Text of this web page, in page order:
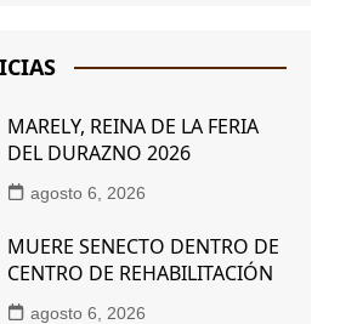
MARELY, REINA DE LA FERIA
DEL DURAZNO 2026
agosto 6, 2026
MUERE SENECTO DENTRO DE
CENTRO DE REHABILITACIÓN
agosto 6, 2026